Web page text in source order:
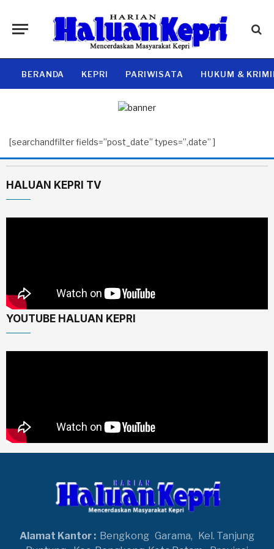
BERANDA KEPRI PARIWISATA HUKUM &
[searchandfilter fields=”post_date” types=”,date” ]
HALUAN KEPRI TV
YOUTUBE HALUAN KEPRI
Alamat Kantor : Bengkong Garama, Kel. Tanjung